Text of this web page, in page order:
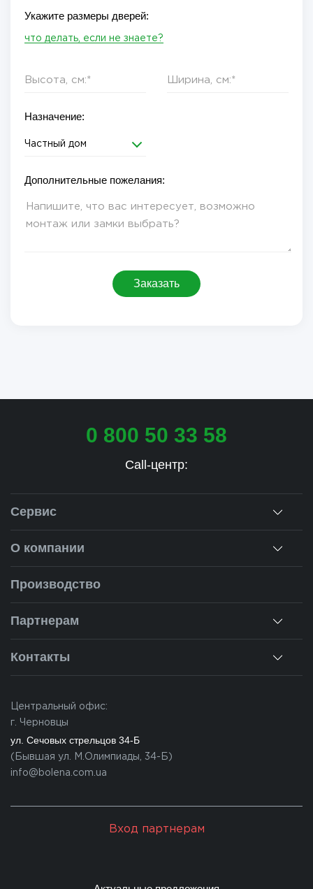
Укажите размеры дверей:
что делать, если не знаете?
Назначение:
Частный дом
Дополнительные пожелания:
Заказать
0 800 50 33 58
Call-центр:
Сервис
Консультация
Замеры
Монтаж
Ремонт окон
О компании
О нас
Наша история
Наши объекты
Новости
Производство
Партнерам
Для дилеров
Для партнеров
Контакты
Ивано-Франковск
Львов
Закарпатье
Центральный офис:
г. Черновцы
ул. Сечовых стрельцов 34-Б
(Бывшая ул. М.Олимпиады, 34-Б)
info@bolena.com.ua
Вход партнерам